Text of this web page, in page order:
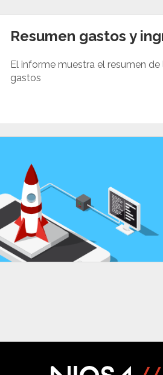
Resumen gastos y
El informe muestra el resumen
gastos